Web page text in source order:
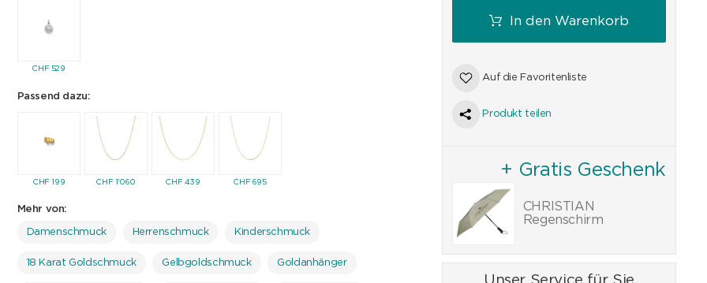
CHF529
Passend dazu:
CHF199 CHF1'060 CHF439 CHF695
Mehr von:
Damenschmuck Herrenschmuck Kinderschmuck
18 Karat Goldschmuck Gelbgoldschmuck Goldanhänger
In den Warenkorb
Auf die Favoritenliste
Produkt teilen
+ Gratis Geschenk
CHRISTIAN
Regenschirm